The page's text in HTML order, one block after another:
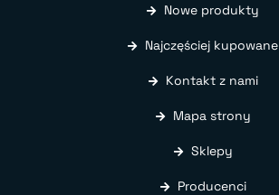
Nowe produkty
Najczęściej kupowane
Kontakt z nami
Mapa strony
Sklepy
Producenci